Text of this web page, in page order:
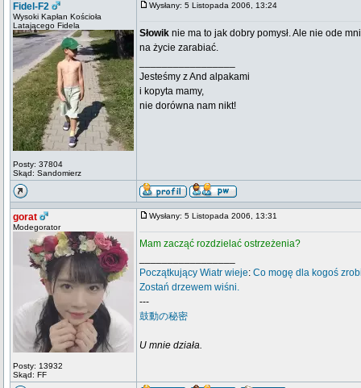
Fidel-F2
Wysoki Kapłan Kościoła
Latającego Fidela
Posty: 37804
Skąd: Sandomierz
Wysłany: 5 Listopada 2006, 13:24
Słowik nie ma to jak dobry pomysł. Ale nie ode
na życie zarabiać.
Jesteśmy z And alpakami
i kopyta mamy,
nie dorówna nam nikt!
gorat
Modegorator
Posty: 13932
Skąd: FF
Wysłany: 5 Listopada 2006, 13:31
Mam zacząć rozdzielać ostrzeżenia?
Początkujący Wiatr wieje: Co mogę dla kogoś
Zostań drzewem wiśni.
---
鼓動の秘密
U mnie działa.